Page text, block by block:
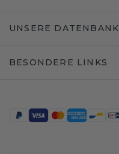
UNSERE DATENBANK
BESONDERE LINKS